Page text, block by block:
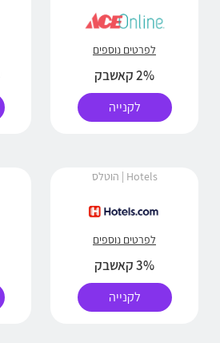
לפרטים נוספים
2% קאשבק
לקנייה
Hotels | הוטלס
לפרטים נוספים
3% קאשבק
לקנייה